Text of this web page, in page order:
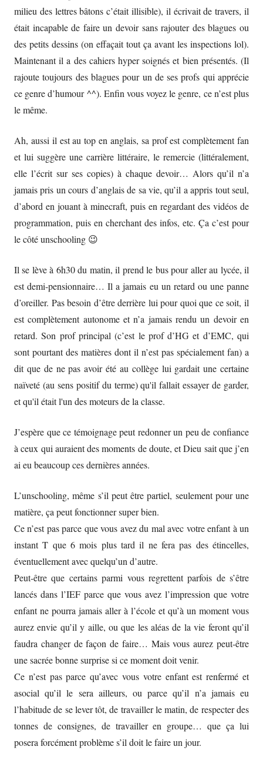
milieu des lettres bâtons c’était illisible), il écrivait de travers, il
était incapable de faire un devoir sans rajouter des blagues ou
des petits dessins (on effaçait tout ça avant les inspections lol).
Maintenant il a des cahiers hyper soignés et bien présentés. (Il
rajoute toujours des blagues pour un de ses profs qui apprécie
ce genre d’humour ^^). Enfin vous voyez le genre, ce n’est plus
le même.
Ah, aussi il est au top en anglais, sa prof est complètement fan
et lui suggère une carrière littéraire, le remercie (littéralement,
elle l’écrit sur ses copies) à chaque devoir… Alors qu’il n’a
jamais pris un cours d’anglais de sa vie, qu’il a appris tout seul,
d’abord en jouant à minecraft, puis en regardant des vidéos de
programmation, puis en cherchant des infos, etc. Ça c’est pour
le côté unschooling 😉
Il se lève à 6h30 du matin, il prend le bus pour aller au lycée, il
est demi-pensionnaire… Il a jamais eu un retard ou une panne
d’oreiller. Pas besoin d’être derrière lui pour quoi que ce soit, il
est complètement autonome et n’a jamais rendu un devoir en
retard. Son prof principal (c’est le prof d’HG et d’EMC, qui
sont pourtant des matières dont il n’est pas spécialement fan) a
dit que de ne pas avoir été au collège lui gardait une certaine
naïveté (au sens positif du terme) qu'il fallait essayer de garder,
et qu'il était l'un des moteurs de la classe.
J’espère que ce témoignage peut redonner un peu de confiance
à ceux qui auraient des moments de doute, et Dieu sait que j’en
ai eu beaucoup ces dernières années.
L’unschooling, même s’il peut être partiel, seulement pour une
matière, ça peut fonctionner super bien.
Ce n’est pas parce que vous avez du mal avec votre enfant à un
instant T que 6 mois plus tard il ne fera pas des étincelles,
éventuellement avec quelqu’un d’autre.
Peut-être que certains parmi vous regrettent parfois de s’être
lancés dans l’IEF parce que vous avez l’impression que votre
enfant ne pourra jamais aller à l’école et qu’à un moment vous
aurez envie qu’il y aille, ou que les aléas de la vie feront qu’il
faudra changer de façon de faire… Mais vous aurez peut-être
une sacrée bonne surprise si ce moment doit venir.
Ce n’est pas parce qu’avec vous votre enfant est renfermé et
asocial qu’il le sera ailleurs, ou parce qu’il n’a jamais eu
l’habitude de se lever tôt, de travailler le matin, de respecter des
tonnes de consignes, de travailler en groupe… que ça lui
posera forcément problème s’il doit le faire un jour.